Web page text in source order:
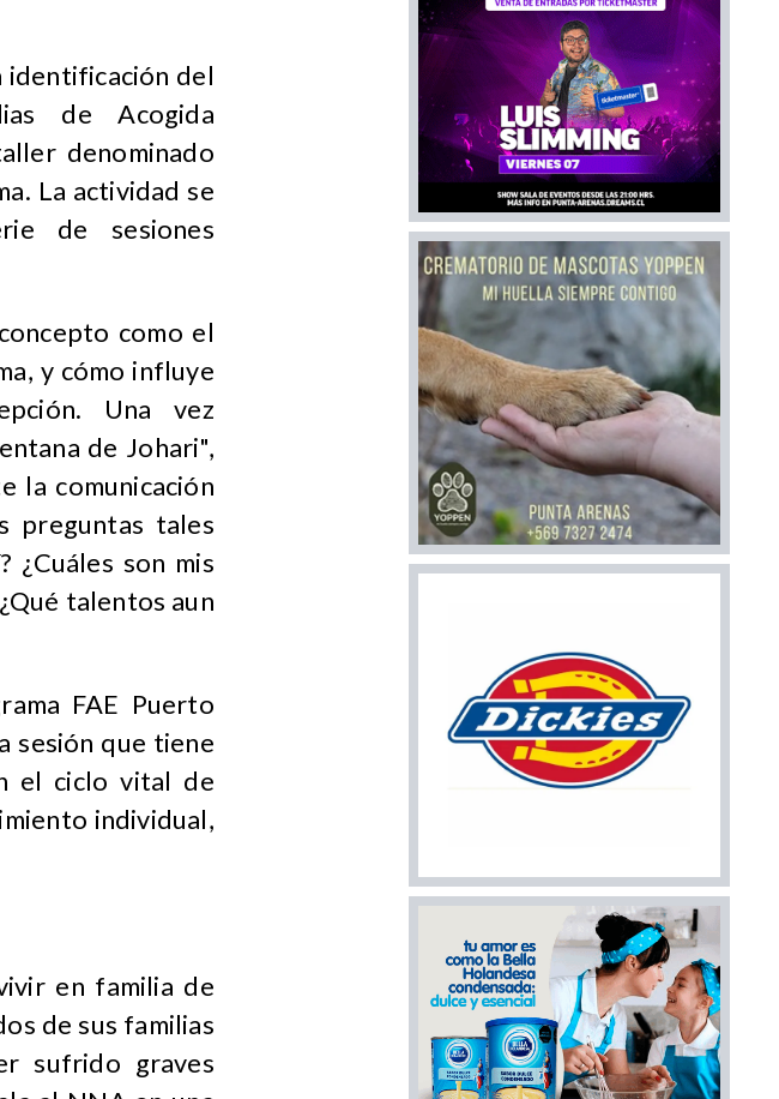
identificación del
de Acogida
denominado
La actividad se
de sesiones
como el
y cómo influye
Una vez
de Johari",
la comunicación
preguntas tales
¿Cuáles son mis
talentos aun
FAE Puerto
sesión que tiene
el ciclo vital de
individual,
en familia de
de sus familias
sufrido graves